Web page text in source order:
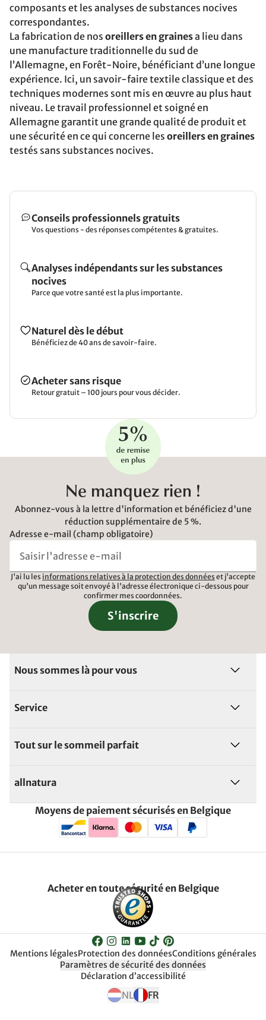
composants et les analyses de substances nocives
correspondantes.
La fabrication de nos oreillers en grainesa lieu dans
une manufacture traditionnelle du sud de
l’Allemagne, en Forêt-Noire, bénéficiant d’une longue
expérience. Ici, un savoir-faire textile classique et des
techniques modernes sont mis en œuvre au plus haut
niveau. Le travail professionnel et soigné en
Allemagne garantit une grande qualité de produit et
une sécurité en ce qui concerne les oreillers en graines
testés sans substances nocives.
Conseils professionnels gratuits
Vos questions - des réponses compétentes & gratuites.
Analyses indépendants sur les substances
nocives
Parce que votre santé est la plus importante.
Naturel dès le début
Bénéficiez de 40 ans de savoir-faire.
Acheter sans risque
Retour gratuit – 100 jours pour vous décider.
Ne manquez rien !
Abonnez-vous à la lettre d'information et bénéficiez d'une
réduction supplémentaire de 5 %.
Adresse e-mail (champ obligatoire)
J'ai lu les informations relatives à la protection des données et j'accepte
qu'un message soit envoyé à l'adresse électronique ci-dessous pour
confirmer mes coordonnées.
S'inscrire
Nous sommes là pour vous
Service
Tout sur le sommeil parfait
allnatura
Moyens de paiement sécurisés en Belgique
Acheter en toute sécurité en Belgique
Mentions légalesProtection des donnéesConditions générales
Paramètres de sécurité des données
Déclaration d’accessibilité
NL FR